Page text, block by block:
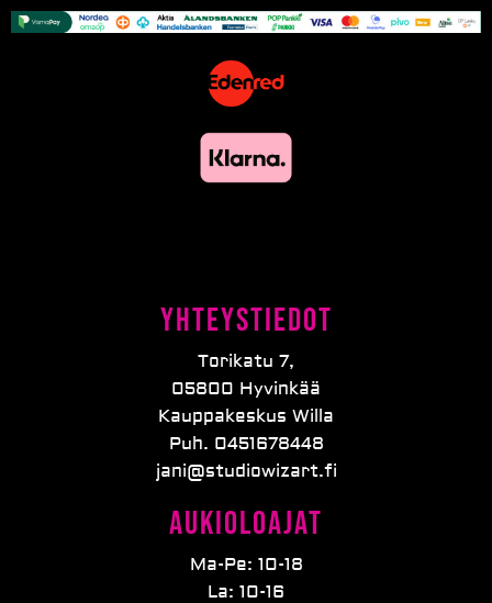
Yhteystiedot
Torikatu 7,
05800 Hyvinkää
Kauppakeskus Willa
Puh. 0451678448
jani@studiowizart.fi
Aukioloajat
Ma-Pe: 10-18
La: 10-16